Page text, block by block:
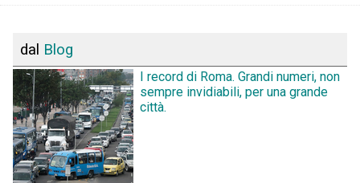
dal Blog
I record di Roma. Grandi numeri, non
sempre invidiabili, per una grande
città.